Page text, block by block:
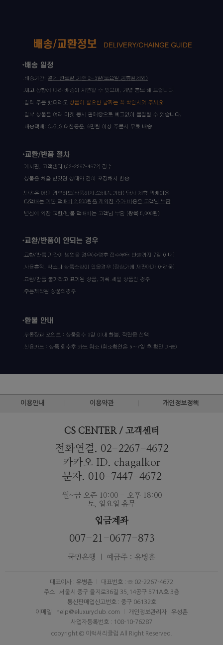
이용안내 이용약관 개인정보정책
CS CENTER / 고객센터
전화연결. 02-2267-4672
카카오 ID. chagalkor
문자. 010-7447-4672
월~금 오즌 10:00 - 오후 18:00
토, 일요일 휴무
입금계좌
007-21-0677-873
국민은행 ｜ 예금주 : 유병훈
대표이사 : 유병훈
대표번호 : ☏ 02-2267-4672
주소 : 서울시 중구 을지로36길 35,14공구 571A호 3층
통신판매업신고번호 : 중구 06132호
이메일 : help@eluxuryclub.com
개인정보관리자 : 유성훈
사업자등록번호 : 108-10-76287
copyright © 이럭셔리클럽 All Right Reserved.